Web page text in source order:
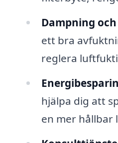
Dampning
ett bra
reglera
hjälpa dig att
en mer hållbar